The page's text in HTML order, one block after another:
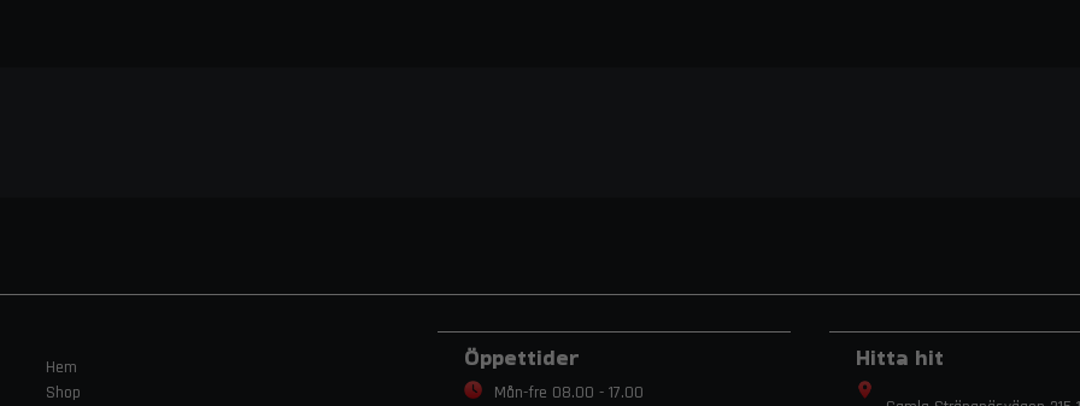
Hem
Shop
Öppettider
Mån-fre 08.00 - 17.00
Hitta hit